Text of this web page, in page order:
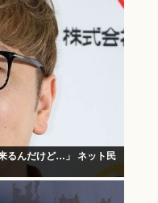
るんだけど…」 ネット民